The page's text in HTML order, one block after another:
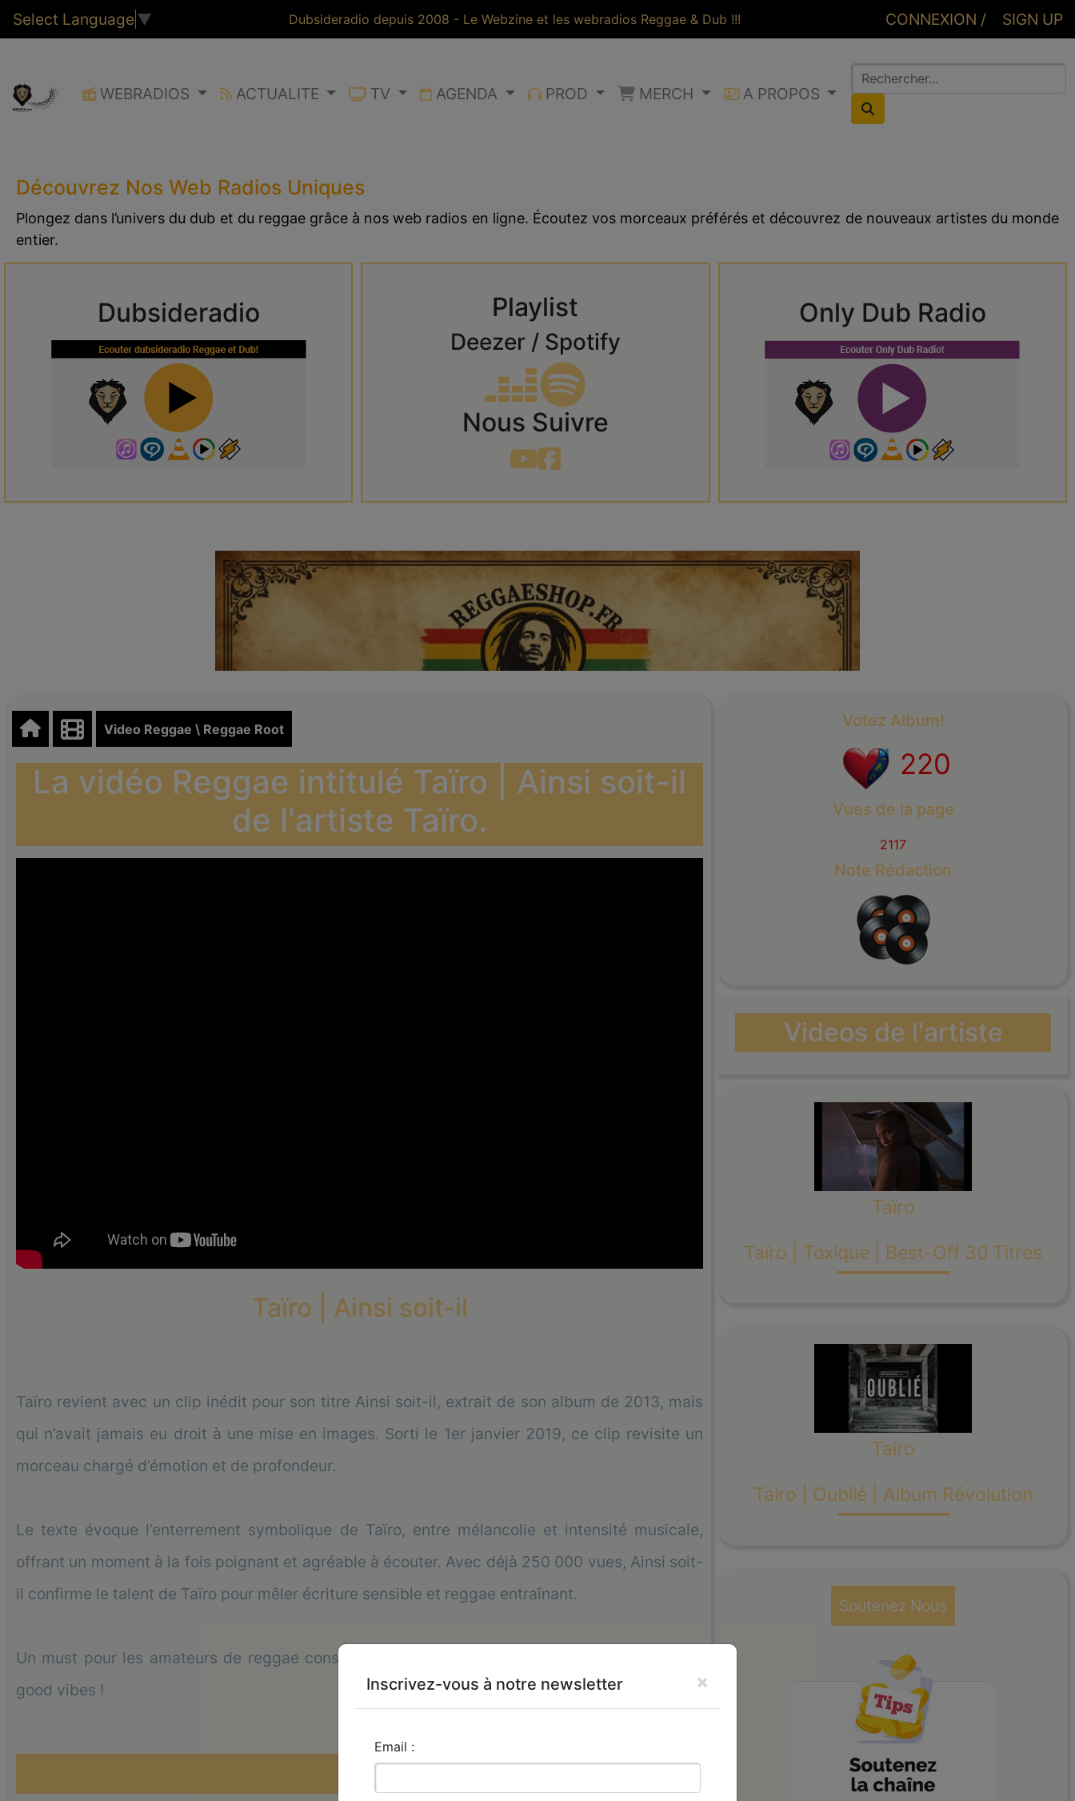
Select Language ▼ Dubsideradio depuis 2008 - Le Webzine et les webradios Reggae & Dub !!! CONNEXION / SIGN UP
WEBRADIOS ACTUALITE TV AGENDA PROD MERCH A PROPOS
Découvrez Nos Web Radios Uniques
Plongez dans l’univers du dub et du reggae grâce à nos web radios en ligne. Écoutez vos morceaux préférés et découvrez de nouveaux artistes du monde
entier.
Dubsideradio Playlist
Deezer / Spotify
Nous Suivre
Only Dub Radio
Video Reggae \ Reggae Root
La vidéo Reggae intitulé Taïro | Ainsi soit-il
de l'artiste Taïro.
Taïro | Ainsi soit-il
Taïro revient avec un clip inédit pour son titre Ainsi soit-il, extrait de son album de 2013, mais
qui n’avait jamais eu droit à une mise en images. Sorti le 1er janvier 2019, ce clip revisite un
morceau chargé d’émotion et de profondeur.
Le texte évoque l’enterrement symbolique de Taïro, entre mélancolie et intensité musicale,
offrant un moment à la fois poignant et agréable à écouter. Avec déjà 250 000 vues, Ainsi soit-
il confirme le talent de Taïro pour mêler écriture sensible et reggae entraînant.
Un must pour les amateurs de reggae conscient et d’émotion musicale. Big up sista et bro…
good vibes !
Votez Album!
220
Vues de la page
2117
Note Rédaction
Videos de l'artiste
Taïro
Taïro | Toxique | Best-Off 30 Titres
_______
Tairo
Tairo | Oublié | Album Révolution
_______
Soutenez Nous
Inscrivez-vous à notre newsletter ×
Email :